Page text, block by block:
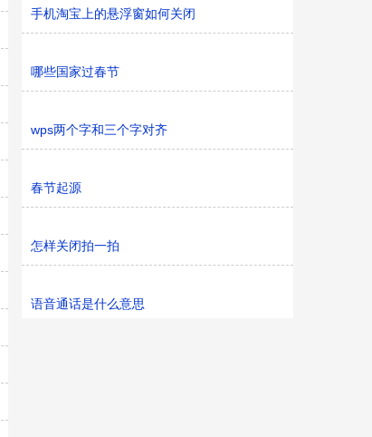
手机淘宝上的悬浮窗如何关闭
哪些国家过春节
wps两个字和三个字对齐
春节起源
怎样关闭拍一拍
语音通话是什么意思